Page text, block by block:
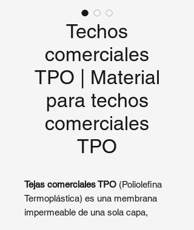
Techos
comerciales
TPO | Material
para techos
comerciales
TPO
Tejas comerciales TPO (Poliolefina
Termoplástica) es una membrana
impermeable de una sola capa,